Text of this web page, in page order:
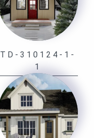
TD-310124-1-
1